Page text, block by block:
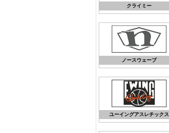
クライミー
ノースウェーブ
ユーイングアスレチックス